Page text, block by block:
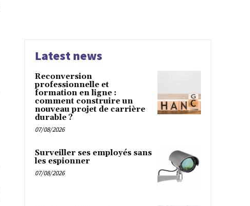
Latest news
Reconversion
professionnelle et
formation en ligne :
comment construire un
nouveau projet de carrière
durable ?
07/08/2026
Surveiller ses employés sans
les espionner
07/08/2026